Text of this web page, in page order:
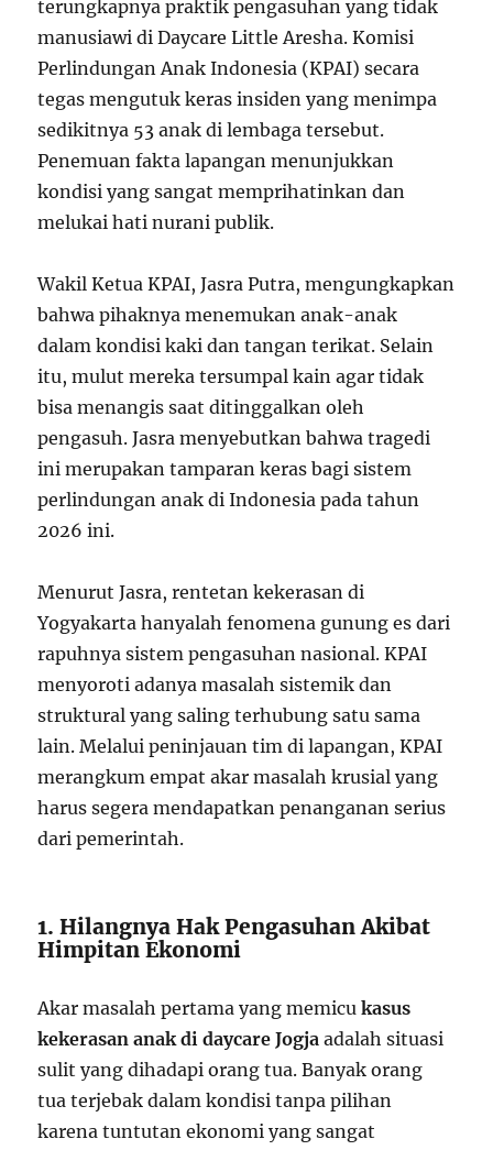
terungkapnya praktik pengasuhan yang tidak
manusiawi di Daycare Little Aresha. Komisi
Perlindungan Anak Indonesia (KPAI) secara
tegas mengutuk keras insiden yang menimpa
sedikitnya 53 anak di lembaga tersebut.
Penemuan fakta lapangan menunjukkan
kondisi yang sangat memprihatinkan dan
melukai hati nurani publik.
Wakil Ketua KPAI, Jasra Putra, mengungkapkan
bahwa pihaknya menemukan anak-anak
dalam kondisi kaki dan tangan terikat. Selain
itu, mulut mereka tersumpal kain agar tidak
bisa menangis saat ditinggalkan oleh
pengasuh. Jasra menyebutkan bahwa tragedi
ini merupakan tamparan keras bagi sistem
perlindungan anak di Indonesia pada tahun
2026 ini.
Menurut Jasra, rentetan kekerasan di
Yogyakarta hanyalah fenomena gunung es dari
rapuhnya sistem pengasuhan nasional. KPAI
menyoroti adanya masalah sistemik dan
struktural yang saling terhubung satu sama
lain. Melalui peninjauan tim di lapangan, KPAI
merangkum empat akar masalah krusial yang
harus segera mendapatkan penanganan serius
dari pemerintah.
1. Hilangnya Hak Pengasuhan Akibat
Himpitan Ekonomi
Akar masalah pertama yang memicukasus
kekerasan anak di daycare Jogja adalah situasi
sulit yang dihadapi orang tua. Banyak orang
tua terjebak dalam kondisi tanpa pilihan
karena tuntutan ekonomi yang sangat